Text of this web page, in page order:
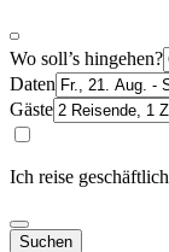
Wo soll’s hingehen?
Daten
Gäste
Ich reise geschäftlich
Suchen